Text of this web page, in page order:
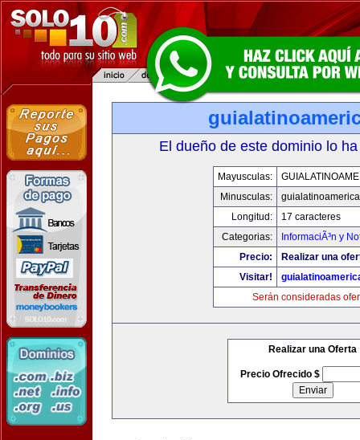
El dueño de este dominio lo
Mayusculas:
Minusculas:
Longitud:
17 caracteres
Categorias:
InformaciÃ³n y
Precio:
Realizar una
Visitar!
Serán consideradas
Realizar una Oferta
Precio Ofrecido $